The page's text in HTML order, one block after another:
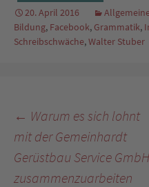
20. April 2016
Bildung, Facebook, Grammatik,
Schreibschwäche,Walter Stuber
← Warum es sich lohnt
mit der Gemeinhardt
Gerüstbau Service GmbH
zusammenzuarbeiten